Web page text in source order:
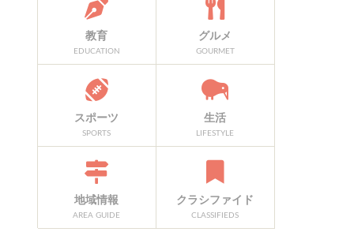
教育
EDUCATION
グルメ
GOURMET
スポーツ
SPORTS
生活
LIFESTYLE
地域情報
AREA GUIDE
クラシファイド
CLASSIFIEDS